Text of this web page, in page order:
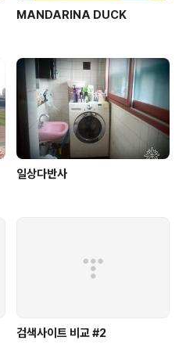
MANDARINA DUCK
일상다반사
검색사이트 비교 #2